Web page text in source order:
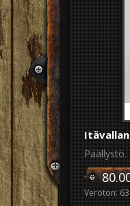
Päällystö.
Veroton: